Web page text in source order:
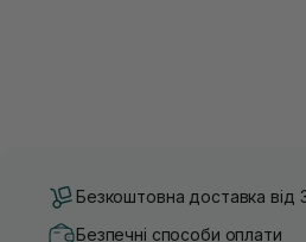
Безкоштовна доставка від
Безпечні способи оплати